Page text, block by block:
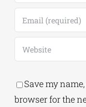
Comment